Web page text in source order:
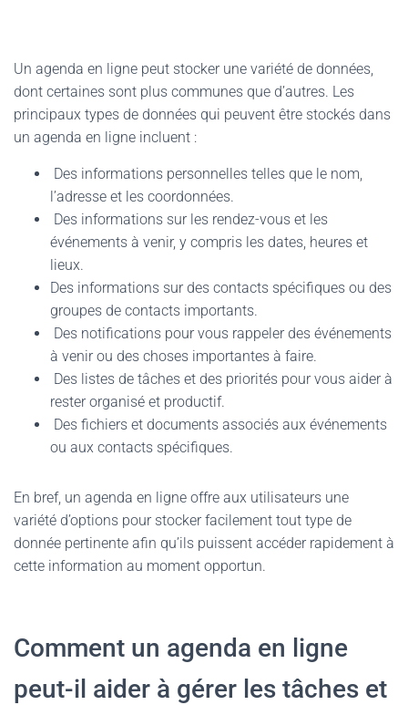
Un agenda en ligne peut stocker une variété de données,
dont certaines sont plus communes que d’autres. Les
principaux types de données qui peuvent être stockés dans
un agenda en ligne incluent :
Des informations personnelles telles que le nom,
l’adresse et les coordonnées.
Des informations sur les rendez-vous et les
événements à venir, y compris les dates, heures et
lieux.
Des informations sur des contacts spécifiques ou des
groupes de contacts importants.
Des notifications pour vous rappeler des événements
à venir ou des choses importantes à faire.
Des listes de tâches et des priorités pour vous aider à
rester organisé et productif.
Des fichiers et documents associés aux événements
ou aux contacts spécifiques.
En bref, un agenda en ligne offre aux utilisateurs une
variété d’options pour stocker facilement tout type de
donnée pertinente afin qu’ils puissent accéder rapidement à
cette information au moment opportun.
Comment un agenda en ligne
peut-il aider à gérer les tâches et